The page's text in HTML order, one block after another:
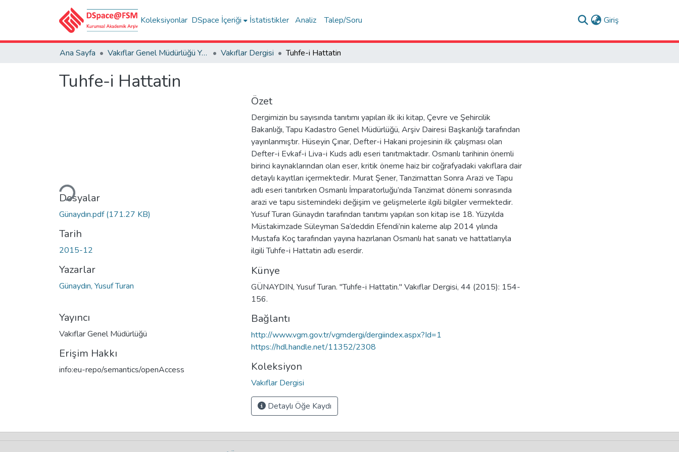
Koleksiyonlar DSpace İçeriği İstatistikler Analiz Talep/Soru Giriş
Ana Sayfa Vakıflar Genel Müdürlüğü Yayınları Vakıflar Dergisi Tuhfe-i Hattatin
Tuhfe-i Hattatin
Yükleniyor...
Dosyalar
Günaydın.pdf(171.27 KB)
Tarih
2015-12
Yazarlar
Günaydın, Yusuf Turan
Yayıncı
Vakıflar Genel Müdürlüğü
Erişim Hakkı
info:eu-repo/semantics/openAccess
Özet
Dergimizin bu sayısında tanıtımı yapılan ilk iki kitap, Çevre ve Şehircilik
Bakanlığı, Tapu Kadastro Genel Müdürlüğü, Arşiv Dairesi Başkanlığı tarafından
yayınlanmıştır. Hüseyin Çınar, Defter-i Hakani projesinin ilk çalışması olan
Defter-i Evkaf-i Liva-i Kuds adlı eseri tanıtmaktadır. Osmanlı tarihinin önemli
birinci kaynaklarından olan eser, kritik öneme haiz bir coğrafyadaki vakıflara dair
detaylı kayıtları içermektedir. Murat Şener, Tanzimattan Sonra Arazi ve Tapu
adlı eseri tanıtırken Osmanlı İmparatorluğu’nda Tanzimat dönemi sonrasında
arazi ve tapu sistemindeki değişim ve gelişmelerle ilgili bilgiler vermektedir.
Yusuf Turan Günaydın tarafından tanıtımı yapılan son kitap ise 18. Yüzyılda
Müstakimzade Süleyman Sa‘deddin Efendi’nin kaleme alıp 2014 yılında
Mustafa Koç tarafından yayına hazırlanan Osmanlı hat sanatı ve hattatlarıyla
ilgili Tuhfe-i Hattatin adlı eserdir.
Künye
GÜNAYDIN, Yusuf Turan. "Tuhfe-i Hattatin." Vakıflar Dergisi, 44 (2015): 154-
156.
Bağlantı
http://www.vgm.gov.tr/vgmdergi/dergiindex.aspx?Id=1
https://hdl.handle.net/11352/2308
Koleksiyon
Vakıflar Dergisi
Detaylı Öğe Kaydı